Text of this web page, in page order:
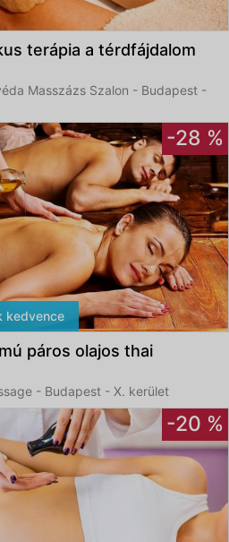
terápia a térdfájdalom
Masszázs Szalon - Budapest -
-28 %
kedvence
páros olajos thai
- Budapest - X. kerület
-20 %